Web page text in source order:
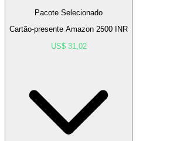
Pacote Selecionado
Cartão-presente Amazon 2500 INR
US$ 31,02